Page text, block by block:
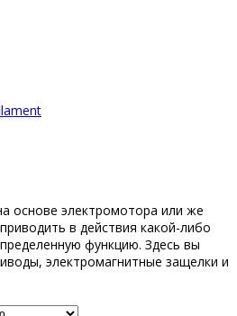
основе электромотора или же
в действия какой-либо
функцию. Здесь вы
электромагнитные защелки и